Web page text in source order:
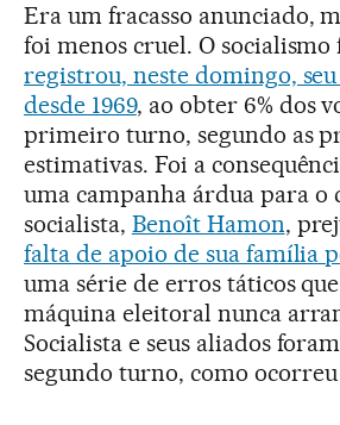
Era um fracasso anunciado,
foi menos cruel. O socialismo
registrou, neste domingo,
desde 1969, ao obter 6% dos
primeiro turno, segundo as
estimativas. Foi a
uma campanha árdua para o
socialista, Benoît Hamon,
falta de apoio de sua família
uma série de erros táticos
máquina eleitoral nunca
Socialista e seus aliados
segundo turno, como ocorreu